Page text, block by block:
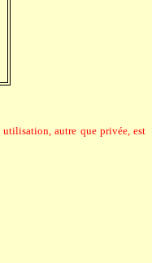
autre que privée, est